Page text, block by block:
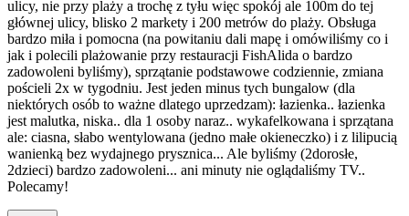
ulicy, nie przy plaży a trochę z tyłu więc spokój ale 100m do tej
głównej ulicy, blisko 2 markety i 200 metrów do plaży. Obsługa
bardzo miła i pomocna (na powitaniu dali mapę i omówiliśmy co i
jak i polecili plażowanie przy restauracji FishAlida o bardzo
zadowoleni byliśmy), sprzątanie podstawowe codziennie, zmiana
pościeli 2x w tygodniu. Jest jeden minus tych bungalow (dla
niektórych osób to ważne dlatego uprzedzam): łazienka.. łazienka
jest malutka, niska.. dla 1 osoby naraz.. wykafelkowana i sprzątana
ale: ciasna, słabo wentylowana (jedno małe okieneczko) i z lilipucią
wanienką bez wydajnego prysznica... Ale byliśmy (2dorosłe,
2dzieci) bardzo zadowoleni... ani minuty nie oglądaliśmy TV..
Polecamy!